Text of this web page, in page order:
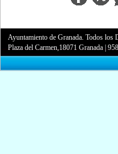
Ayuntamiento de Granada. Todos los
Plaza del Carmen,18071 Granada |